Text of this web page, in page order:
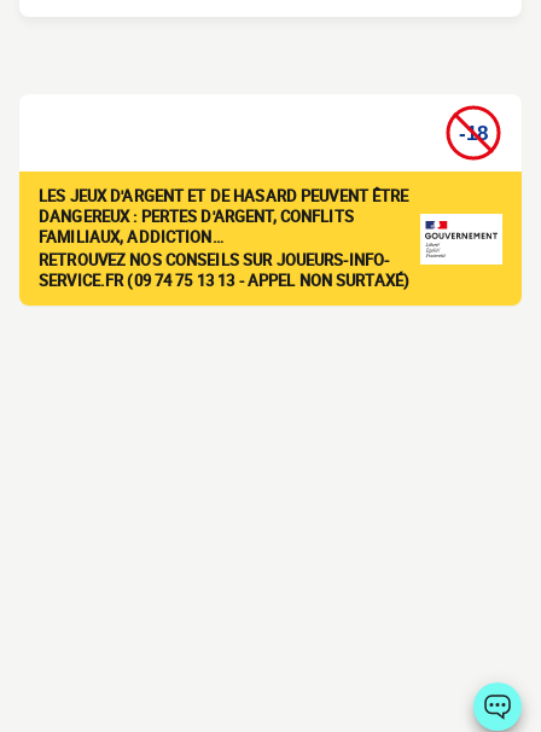
LES JEUX D'ARGENT ET DE HASARD PEUVENT ÊTRE
DANGEREUX : PERTES D'ARGENT, CONFLITS
FAMILIAUX, ADDICTION…
RETROUVEZ NOS CONSEILS SUR JOUEURS-INFO-
SERVICE.FR (09 74 75 13 13 - APPEL NON SURTAXÉ)